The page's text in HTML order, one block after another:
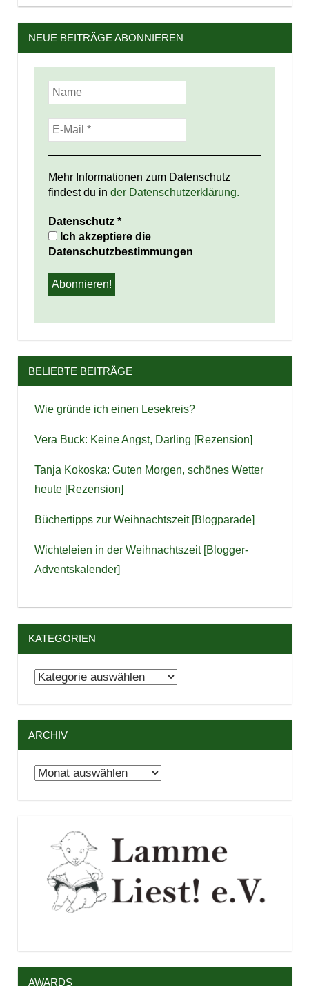
NEUE BEITRÄGE ABONNIEREN
Mehr Informationen zum Datenschutz
findest du in der Datenschutzerklärung.
Datenschutz *
Ich akzeptiere die
Datenschutzbestimmungen
BELIEBTE BEITRÄGE
Wie gründe ich einen Lesekreis?
Vera Buck: Keine Angst, Darling [Rezension]
Tanja Kokoska: Guten Morgen, schönes Wetter
heute [Rezension]
Büchertipps zur Weihnachtszeit [Blogparade]
Wichteleien in der Weihnachtszeit [Blogger-
Adventskalender]
KATEGORIEN
Kategorien
ARCHIV
Archiv
AWARDS